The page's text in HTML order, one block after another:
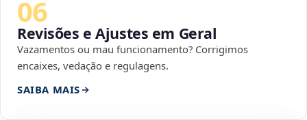
06
Revisões e Ajustes em Geral
Vazamentos ou mau funcionamento? Corrigimos
encaixes, vedação e regulagens.
SAIBA MAIS